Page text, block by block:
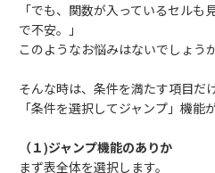
「でも、関数が入っているセル
で不安。」
このようなお悩みはないでしょう
そんな時は、条件を満たす項目だ
「条件を選択してジャンプ」機能
（１)ジャンプ機能のありか
まず表全体を選択します。